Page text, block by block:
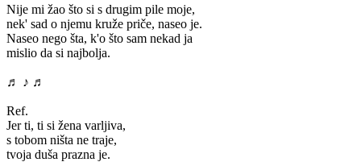
Nije mi žao što si s drugim pile moje,
nek' sad o njemu kruže priče, naseo je.
Naseo nego šta, k'o što sam nekad ja
mislio da si najbolja.
♬ ♪ ♬
Ref.
Jer ti, ti si žena varljiva,
s tobom ništa ne traje,
tvoja duša prazna je.